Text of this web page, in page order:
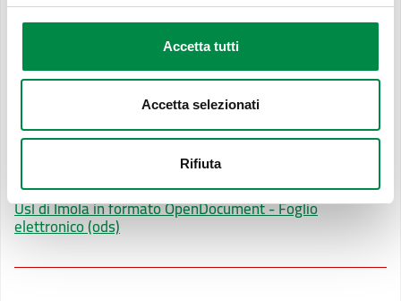
Accetta tutti
Accetta selezionati
Rifiuta
Immobili posseduti o detenuti
dall'Azienda Usl di Imola - al 31/10/2018
Scarica elenco beni immobili detenuti dall'Azienda
Usl di Imola in formato OpenDocument - Foglio
elettronico (ods)(30.19 KB)
Scarica elenco beni immobili detenuti dall'Azienda
Usl di Imola in formato OpenDocument - Foglio
elettronico (ods)